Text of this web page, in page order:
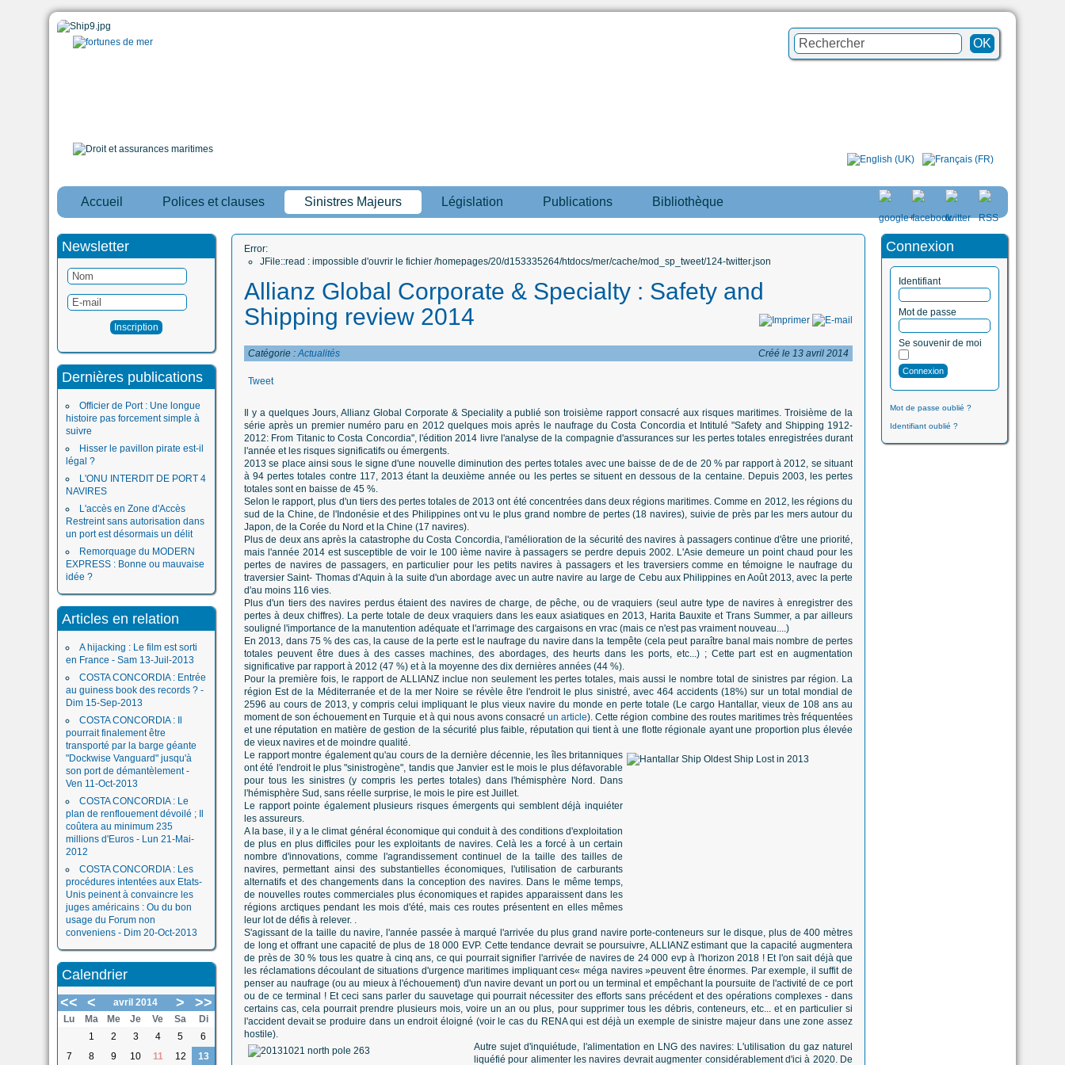
Accueil Polices et clauses Sinistres Majeurs Législation Publications Bibliothèque
Newsletter
Dernières publications
Officier de Port : Une longue
histoire pas forcement simple à
suivre
Hisser le pavillon pirate est-il
légal ?
L'ONU INTERDIT DE PORT 4
NAVIRES
L'accès en Zone d'Accès
Restreint sans autorisation dans
un port est désormais un délit
Remorquage du MODERN
EXPRESS : Bonne ou mauvaise
idée ?
Articles en relation
A hijacking : Le film est sorti
en France - Sam 13-Juil-2013
COSTA CONCORDIA : Entrée
au guiness book des records ? -
Dim 15-Sep-2013
COSTA CONCORDIA : Il
pourrait finalement être
transporté par la barge géante
"Dockwise Vanguard" jusqu'à
son port de démantèlement -
Ven 11-Oct-2013
COSTA CONCORDIA : Le
plan de renflouement dévoilé ; Il
coûtera au minimum 235
millions d'Euros - Lun 21-Mai-
2012
COSTA CONCORDIA : Les
procédures intentées aux Etats-
Unis peinent à convaincre les
juges américains : Ou du bon
usage du Forum non
conveniens - Dim 20-Oct-2013
Calendrier
<<
< avril 2014 > >>
Lu Ma Me Je Ve Sa
Di
1
2 3 4 5
6
7
8 9 10 11 12 13
Connexion
Identifiant
Mot de passe
Se souvenir de moi
Mot de passe oublié ?
Identifiant oublié ?
Error:
JFile::read : impossible d'ouvrir le fichier /homepages/20/d153335264/htdocs/mer/cache/mod_sp_tweet/124-twitter.json
Allianz Global Corporate & Specialty : Safety and
Shipping review 2014
Catégorie :Actualités Créé le 13 avril 2014
Tweet
Il y a quelques Jours, Allianz Global Corporate & Speciality a publié son troisième rapport consacré aux risques maritimes. Troisième de la
série après un premier numéro paru en 2012 quelques mois après le naufrage du Costa Concordia et Intitulé "Safety and Shipping 1912-
2012: From Titanic to Costa Concordia", l'édition 2014 livre l'analyse de la compagnie d'assurances sur les pertes totales enregistrées durant
l'année et les risques significatifs ou émergents.
2013 se place ainsi sous le signe d'une nouvelle diminution des pertes totales avec une baisse de de de 20 % par rapport à 2012, se situant
à 94 pertes totales contre 117, 2013 étant la deuxième année ou les pertes se situent en dessous de la centaine. Depuis 2003, les pertes
totales sont en baisse de 45 %.
Selon le rapport, plus d'un tiers des pertes totales de 2013 ont été concentrées dans deux régions maritimes. Comme en 2012, les régions du
sud de la Chine, de l'Indonésie et des Philippines ont vu le plus grand nombre de pertes (18 navires), suivie de près par les mers autour du
Japon, de la Corée du Nord et la Chine (17 navires).
Plus de deux ans après la catastrophe du Costa Concordia, l'amélioration de la sécurité des navires à passagers continue d'être une priorité,
mais l'année 2014 est susceptible de voir le 100 ième navire à passagers se perdre depuis 2002. L'Asie demeure un point chaud pour les
pertes de navires de passagers, en particulier pour les petits navires à passagers et les traversiers comme en témoigne le naufrage du
traversier Saint- Thomas d'Aquin à la suite d'un abordage avec un autre navire au large de Cebu aux Philippines en Août 2013, avec la perte
d'au moins 116 vies.
Plus d'un tiers des navires perdus étaient des navires de charge, de pêche, ou de vraquiers (seul autre type de navires à enregistrer des
pertes à deux chiffres). La perte totale de deux vraquiers dans les eaux asiatiques en 2013, Harita Bauxite et Trans Summer, a par ailleurs
souligné l'importance de la manutention adéquate et l'arrimage des cargaisons en vrac (mais ce n'est pas vraiment nouveau....)
En 2013, dans 75 % des cas, la cause de la perte est le naufrage du navire dans la tempête (cela peut paraître banal mais nombre de pertes
totales peuvent être dues à des casses machines, des abordages, des heurts dans les ports, etc...) ; Cette part est en augmentation
significative par rapport à 2012 (47 %) et à la moyenne des dix dernières années (44 %).
Pour la première fois, le rapport de ALLIANZ inclue non seulement les pertes totales, mais aussi le nombre total de sinistres par région. La
région Est de la Méditerranée et de la mer Noire se révèle être l'endroit le plus sinistré, avec 464 accidents (18%) sur un total mondial de
2596 au cours de 2013, y compris celui impliquant le plus vieux navire du monde en perte totale (Le cargo Hantallar, vieux de 108 ans au
moment de son échouement en Turquie et à qui nous avons consacréun article). Cette région combine des routes maritimes très fréquentées
et une réputation en matière de gestion de la sécurité plus faible, réputation qui tient à une flotte régionale ayant une proportion plus élevée
de vieux navires et de moindre qualité.
Le rapport montre également qu'au cours de la dernière décennie, les îles britanniques
ont été l'endroit le plus "sinistrogène", tandis que Janvier est le mois le plus défavorable
pour tous les sinistres (y compris les pertes totales) dans l'hémisphère Nord. Dans
l'hémisphère Sud, sans réelle surprise, le mois le pire est Juillet.
Le rapport pointe également plusieurs risques émergents qui semblent déjà inquiéter
les assureurs.
A la base, il y a le climat général économique qui conduit à des conditions d'exploitation
de plus en plus difficiles pour les exploitants de navires. Celà les a forcé à un certain
nombre d'innovations, comme l'agrandissement continuel de la taille des tailles de
navires, permettant ainsi des substantielles économiques, l'utilisation de carburants
alternatifs et des changements dans la conception des navires. Dans le même temps,
de nouvelles routes commerciales plus économiques et rapides apparaissent dans les
régions arctiques pendant les mois d'été, mais ces routes présentent en elles mêmes
leur lot de défis à relever. .
S'agissant de la taille du navire, l'année passée à marqué l'arrivée du plus grand navire porte-conteneurs sur le disque, plus de 400 mètres
de long et offrant une capacité de plus de 18 000 EVP. Cette tendance devrait se poursuivre, ALLIANZ estimant que la capacité augmentera
de près de 30 % tous les quatre à cinq ans, ce qui pourrait signifier l'arrivée de navires de 24 000 evp à l'horizon 2018 ! Et l'on sait déjà que
les réclamations découlant de situations d'urgence maritimes impliquant ces« méga navires »peuvent être énormes. Par exemple, il suffit de
penser au naufrage (ou au mieux à l'échouement) d'un navire devant un port ou un terminal et empêchant la poursuite de l'activité de ce port
ou de ce terminal ! Et ceci sans parler du sauvetage qui pourrait nécessiter des efforts sans précédent et des opérations complexes - dans
certains cas, cela pourrait prendre plusieurs mois, voire un an ou plus, pour supprimer tous les débris, conteneurs, etc... et en particulier si
l'accident devait se produire dans un endroit éloigné (voir le cas du RENA qui est déjà un exemple de sinistre majeur dans une zone assez
hostile).
Autre sujet d'inquiétude, l'alimentation en LNG des navires: L'utilisation du gaz naturel
liquéfié pour alimenter les navires devrait augmenter considérablement d'ici à 2020. De